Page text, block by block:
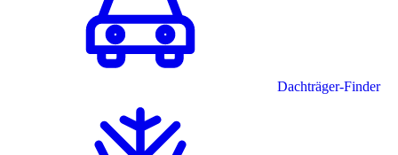
Dachträger-Finder